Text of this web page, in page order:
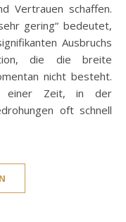
Vertrauen schaffen.
gering“ bedeutet,
Ausbruchs
die die breite
nicht besteht.
einer Zeit, in der
oft schnell